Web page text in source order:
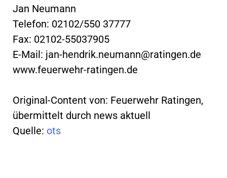
Jan Neumann
Telefon: 02102/550 37777
Fax: 02102-55037905
E-Mail: jan-hendrik.neumann@ratingen.de
www.feuerwehr-ratingen.de
Original-Content von: Feuerwehr Ratingen,
übermittelt durch news aktuell
Quelle: ots